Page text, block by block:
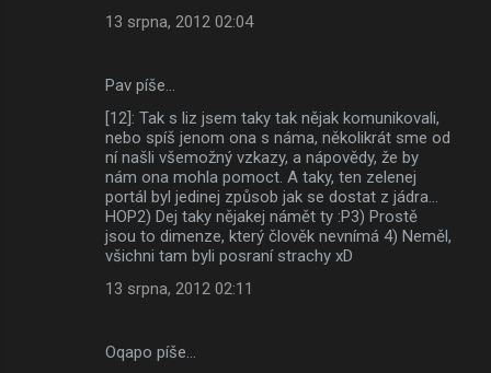
13 srpna, 2012 02:04
Pav píše…
[12]: Tak s liz jsem taky tak nějak komunikovali,
nebo spíš jenom ona s náma, několikrát sme od
ní našli všemožný vzkazy, a nápovědy, že by
nám ona mohla pomoct. A taky, ten zelenej
portál byl jedinej způsob jak se dostat z jádra...
HOP2) Dej taky nějakej námět ty :P3) Prostě
jsou to dimenze, který člověk nevnímá 4) Neměl,
všichni tam byli posraní strachy xD
13 srpna, 2012 02:11
Oqapo píše…